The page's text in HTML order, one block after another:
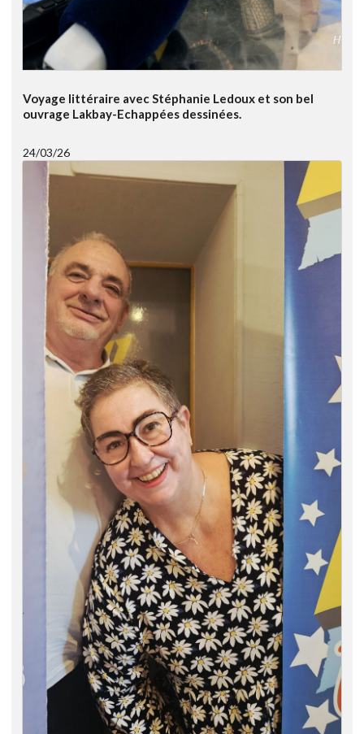
Voyage littéraire avec Stéphanie Ledoux et son bel
ouvrage Lakbay-Echappées dessinées.
24/03/26